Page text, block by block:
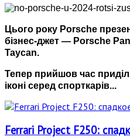
Цього року Porsche
бізнес-джет — Porsche
Taycan.
Тепер прийшов час
іконі серед спорткарів...
Ferrari Project F250: